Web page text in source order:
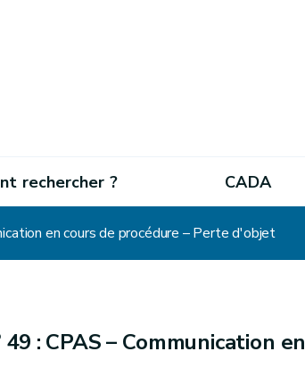
rechercher ? CADA
en cours de procédure – Perte d'objet
: CPAS – Communication en